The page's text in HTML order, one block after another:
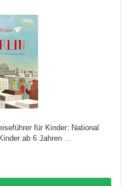
für Kinder: National
ab 6 Jahren ...